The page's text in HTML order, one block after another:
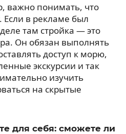
важно понимать, что
в рекламе был
там стройка — это
Он обязан выполнять
доступ к морю,
экскурсии и так
изучить
на скрытые
для себя: сможете ли